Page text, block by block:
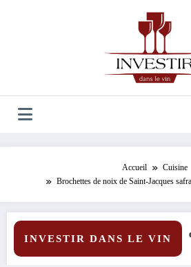
Accueil
Cuisine
Brochettes de noix de Saint-Jacques
INVESTIR DANS LE VIN
prochaine foire aux vins et ses sélections